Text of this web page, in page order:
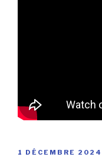
PUBLIÉ
1 DÉCEMBRE 2024